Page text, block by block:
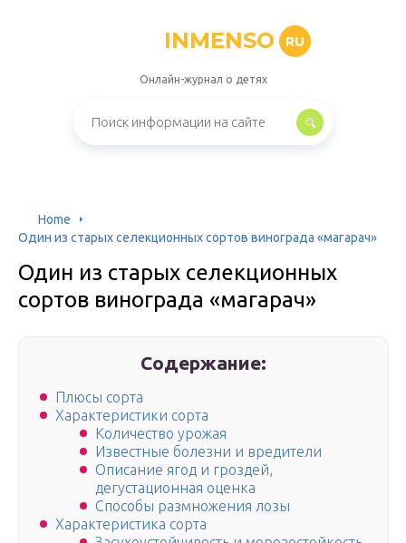
INMENSO RU
Онлайн-журнал о детях
Home
Один из старых селекционных сортов винограда «магарач»
Один из старых селекционных
сортов винограда «магарач»
Содержание:
Плюсы сорта
Характеристики сорта
Количество урожая
Известные болезни и вредители
Описание ягод и гроздей,
дегустационная оценка
Способы размножения лозы
Характеристика сорта